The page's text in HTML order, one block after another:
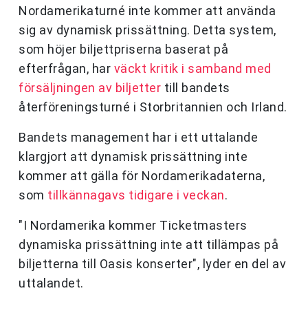
Nordamerikaturné inte kommer att använda
sig av dynamisk prissättning. Detta system,
som höjer biljettpriserna baserat på
efterfrågan, har väckt kritik i samband med
försäljningen av biljetter till bandets
återföreningsturné i Storbritannien och Irland.
Bandets management har i ett uttalande
klargjort att dynamisk prissättning inte
kommer att gälla för Nordamerikadaterna,
som tillkännagavs tidigare i veckan.
"I Nordamerika kommer Ticketmasters
dynamiska prissättning inte att tillämpas på
biljetterna till Oasis konserter", lyder en del av
uttalandet.